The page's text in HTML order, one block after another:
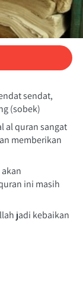
sendat,
(sobek)
al quran sangat
memberikan
ini masih
jadi kebaikan